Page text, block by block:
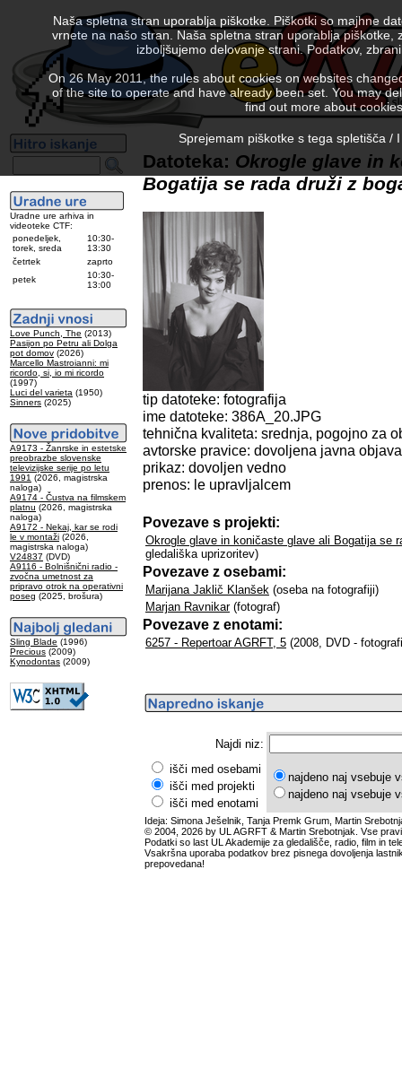
Uradne ure arhiva in
videoteke CTF:
ponedeljek,
torek, sreda
10:30-
13:30
četrtek
zaprto
petek
10:30-
13:00
Love Punch, The (2013)
Pasijon po Petru ali Dolga
pot domov (2026)
Marcello Mastroianni: mi
ricordo, si, io mi ricordo
(1997)
Luci del varieta (1950)
Sinners (2025)
A9173 - Žanrske in estetske
preobrazbe slovenske
televizijske serije po letu
1991 (2026, magistrska
naloga)
A9174 - Čustva na filmskem
platnu (2026, magistrska
naloga)
A9172 - Nekaj, kar se rodi
le v montaži (2026,
magistrska naloga)
V24837 (DVD)
A9116 - Bolnišnični radio -
zvočna umetnost za
pripravo otrok na operativni
poseg (2025, brošura)
Sling Blade (1996)
Precious (2009)
Kynodontas (2009)
Datoteka: Okrogle glave in
Bogatija se rada druži z
tip datoteke: fotografija
ime datoteke: 386A_20.JPG
tehnična kvaliteta: srednja, pogojno za
avtorske pravice: dovoljena javna objava
prikaz: dovoljen vedno
prenos: le upravljalcem
Povezave s projekti:
Okrogle glave in koničaste glave ali Bogatija se
gledališka uprizoritev)
Povezave z osebami:
Marijana Jaklič Klanšek (oseba na fotografiji)
Marjan Ravnikar(fotograf)
Povezave z enotami:
6257 - Repertoar AGRFT, 5 (2008, DVD -
Najdi niz:
išči med osebami
išči med projekti
išči med enotami
najdeno naj vsebuje
najdeno naj vsebuje
Ideja: Simona Ješelnik, Tanja Premk Grum, Martin
© 2004, 2026 by UL AGRFT & Martin Srebotnjak. Vse
Podatki so last UL Akademije za gledališče, radio, film in
Vsakršna uporaba podatkov brez pisnega dovoljenja
prepovedana!
Naša spletna stran uporablja piškotke. Piškotki so majhne
vrnete na našo stran. Naša spletna stran uporablja
izboljšujemo delovanje strani. Podatkov,
On 26 May 2011, the rules about cookies on websites
of the site to operate and have already been set. You may
find out more about
Sprejemam piškotke s tega spletišča /